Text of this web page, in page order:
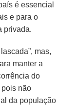
é essencial
e para o
privada.
mas,
manter a
do
pois não
da população